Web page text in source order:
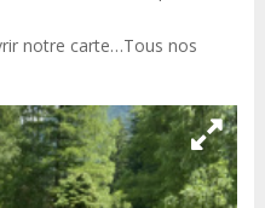
notre carte…Tous nos